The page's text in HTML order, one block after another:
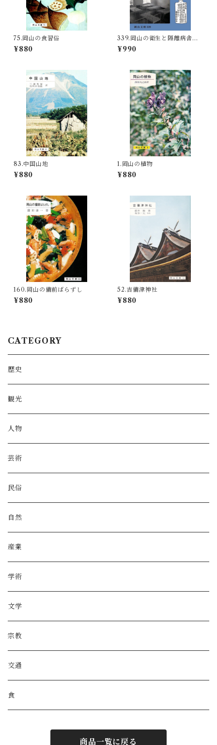
75.岡山の食習俗
¥880
339.岡山の衛生と隔離病舎～
近代の感染症との闘いⅡ～
¥990
83.中国山地
¥880
1.岡山の植物
¥880
160.岡山の備前ばらずし
¥880
52.吉備津神社
¥880
CATEGORY
歴史
観光
人物
芸術
民俗
自然
産業
学術
文学
宗教
交通
食
商品一覧に戻る